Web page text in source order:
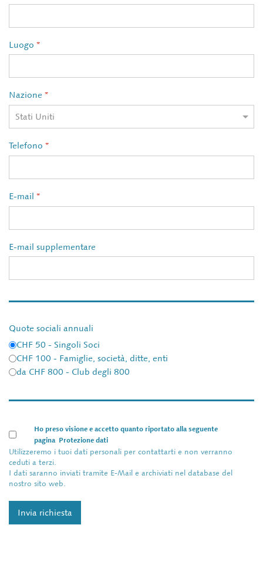
Luogo *
Nazione *
Telefono *
E-mail *
E-mail supplementare
Quote sociali annuali
CHF 50 - Singoli Soci
CHF 100 - Famiglie, società, ditte, enti
da CHF 800 - Club degli 800
Ho preso visione e accetto quanto riportato alla seguente
pagina Protezione dati
Utilizzeremo i tuoi dati personali per contattarti e non verranno
ceduti a terzi.
I dati saranno inviati tramite E-Mail e archiviati nel database del
nostro sito web.
Invia richiesta